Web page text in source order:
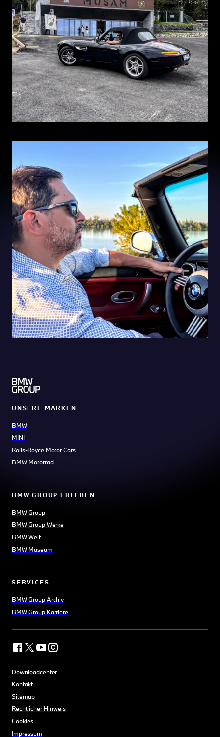
UNSERE MARKEN
BMW
MINI
Rolls-Royce Motor Cars
BMW Motorrad
BMW GROUP ERLEBEN
BMW Group
BMW Group Werke
BMW Welt
BMW Museum
SERVICES
BMW Group Archiv
BMW Group Karriere
Downloadcenter
Kontakt
Sitemap
Rechtlicher Hinweis
Cookies
Impressum